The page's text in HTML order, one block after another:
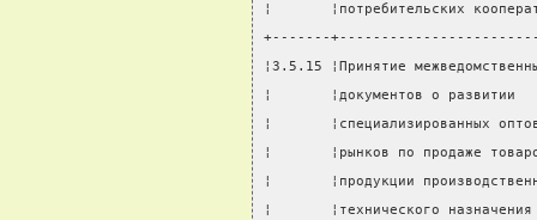
¦       ¦потребительских
+-------
¦3.5.15 ¦Принятие
¦       ¦документов о
¦       ¦специализированных
¦       ¦рынков по продаже
¦       ¦продукции
¦       ¦технического